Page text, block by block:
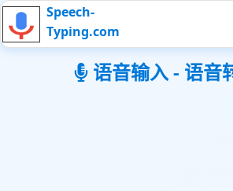
Speech-
Typing.com
语音输入 - 语音